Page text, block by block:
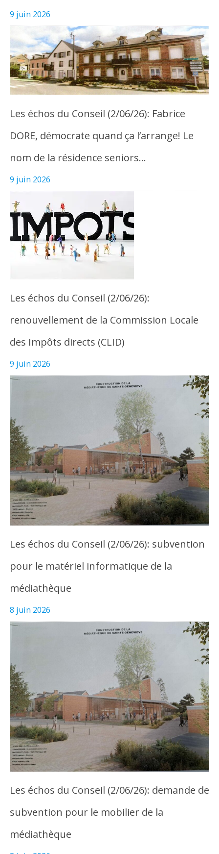
9 juin 2026
Les échos du Conseil (2/06/26): Fabrice
DORE, démocrate quand ça l’arrange! Le
nom de la résidence seniors…
9 juin 2026
Les échos du Conseil (2/06/26):
renouvellement de la Commission Locale
des Impôts directs (CLID)
9 juin 2026
Les échos du Conseil (2/06/26): subvention
pour le matériel informatique de la
médiathèque
8 juin 2026
Les échos du Conseil (2/06/26): demande de
subvention pour le mobilier de la
médiathèque